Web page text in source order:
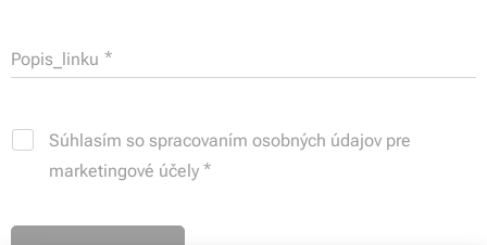
Popis_linku
Súhlasím so spracovaním osobných údajov pre
marketingové účely